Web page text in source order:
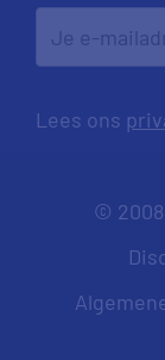
Lees ons
©